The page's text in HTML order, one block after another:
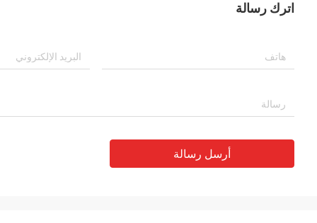
اترك رسالة
أرسل رسالة